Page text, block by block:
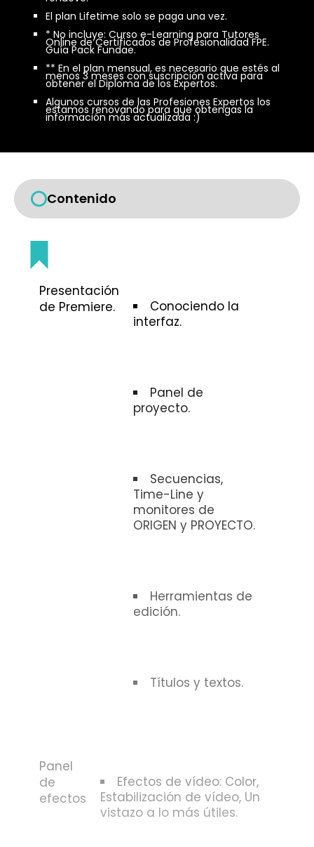
El plan Lifetime solo se paga una vez.
* No incluye: Curso e-Learning para Tutores
Online de Certificados de Profesionalidad FPE.
Guía Pack Fundae.
** En el plan mensual, es necesario que estés al
menos 3 meses con suscripción activa para
obtener el Diploma de los Expertos.
Algunos cursos de las Profesiones Expertos los
estamos renovando para que obtengas la
información más actualizada :)
Contenido
Presentación
de Premiere.
Conociendo la
interfaz.
Panel de
proyecto.
Secuencias,
Time-Line y
monitores de
ORIGEN y PROYECTO.
Herramientas de
edición.
Títulos y textos.
Panel
de
efectos
Efectos de vídeo: Color,
Estabilización de vídeo, Un
vistazo a lo más útiles.